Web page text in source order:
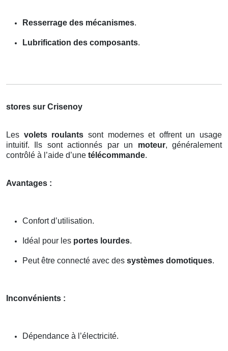
Resserrage des mécanismes.
Lubrification des composants.
stores sur Crisenoy
Les volets roulants sont modernes et offrent un usage
intuitif. Ils sont actionnés par un moteur, généralement
contrôlé à l’aide d’une télécommande.
Avantages :
Confort d’utilisation.
Idéal pour les portes lourdes.
Peut être connecté avec des systèmes domotiques.
Inconvénients :
Dépendance à l’électricité.